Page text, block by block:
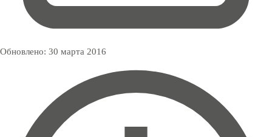
Обновлено: 30 марта 2016